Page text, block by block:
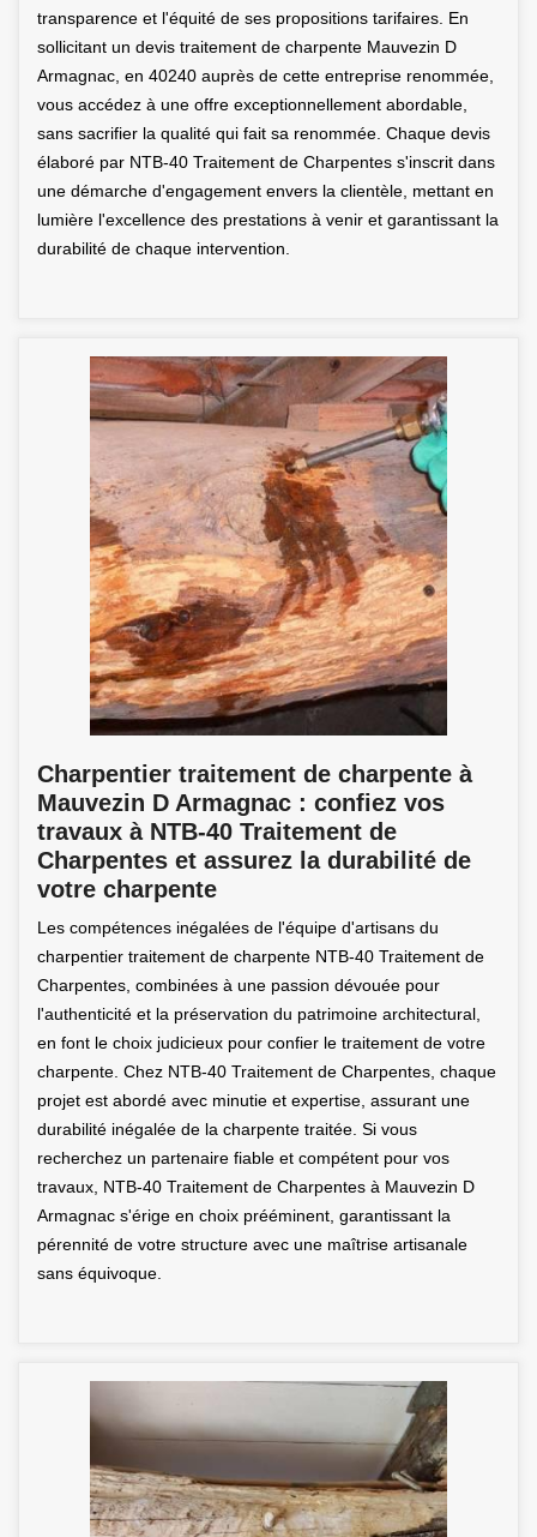
transparence et l'équité de ses propositions tarifaires. En
sollicitant un devis traitement de charpente Mauvezin D
Armagnac, en 40240 auprès de cette entreprise renommée,
vous accédez à une offre exceptionnellement abordable,
sans sacrifier la qualité qui fait sa renommée. Chaque devis
élaboré par NTB-40 Traitement de Charpentes s'inscrit dans
une démarche d'engagement envers la clientèle, mettant en
lumière l'excellence des prestations à venir et garantissant la
durabilité de chaque intervention.
Charpentier traitement de charpente à
Mauvezin D Armagnac : confiez vos
travaux à NTB-40 Traitement de
Charpentes et assurez la durabilité de
votre charpente
Les compétences inégalées de l'équipe d'artisans du
charpentier traitement de charpente NTB-40 Traitement de
Charpentes, combinées à une passion dévouée pour
l'authenticité et la préservation du patrimoine architectural,
en font le choix judicieux pour confier le traitement de votre
charpente. Chez NTB-40 Traitement de Charpentes, chaque
projet est abordé avec minutie et expertise, assurant une
durabilité inégalée de la charpente traitée. Si vous
recherchez un partenaire fiable et compétent pour vos
travaux, NTB-40 Traitement de Charpentes à Mauvezin D
Armagnac s'érige en choix prééminent, garantissant la
pérennité de votre structure avec une maîtrise artisanale
sans équivoque.